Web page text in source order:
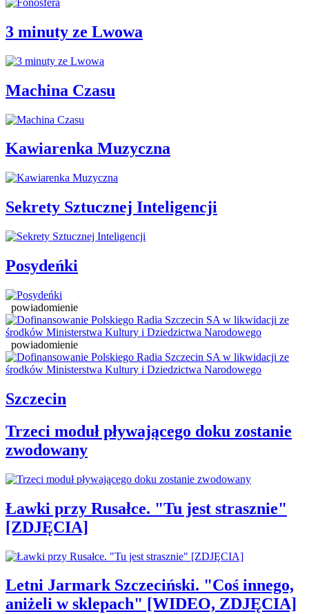
3 minuty ze Lwowa
Machina Czasu
Kawiarenka Muzyczna
Sekrety Sztucznej Inteligencji
Posydeńki
powiadomienie
powiadomienie
Szczecin
Trzeci moduł pływającego doku zostanie
zwodowany
Ławki przy Rusałce. "Tu jest strasznie"
[ZDJĘCIA]
Letni Jarmark Szczeciński. "Coś innego,
aniżeli w sklepach" [WIDEO, ZDJĘCIA]